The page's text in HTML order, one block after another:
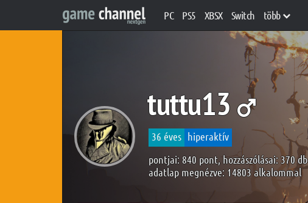
PC PS5 XBSX Switch több
tuttu13
36 éves hiperaktív
pontjai: 840 pont, hozzászólásai: 370 db
adatlap megnézve: 14803 alkalommal